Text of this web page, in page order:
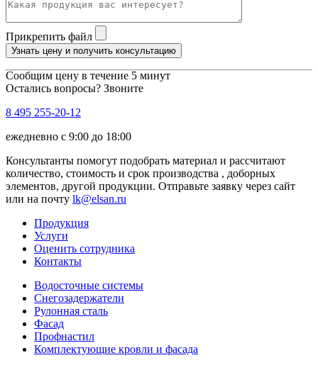
Прикрепить файл
Узнать цену и получить консультацию
Сообщим цену в течение 5 минут
Остались вопросы? Звоните
8 495 255-20-12
ежедневно с 9:00 до 18:00
Консультанты помогут подобрать материал и рассчитают
количество, стоимость и срок производства , доборных
элементов, другой продукции. Отправьте заявку через сайт
или на почту lk@elsan.ru
Продукция
Услуги
Оценить сотрудника
Контакты
Водосточные системы
Снегозадержатели
Рулонная сталь
Фасад
Профнастил
Комплектующие кровли и фасада